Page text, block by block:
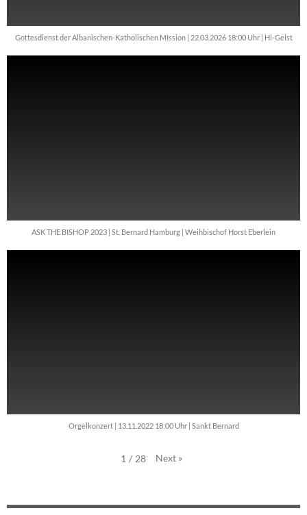
Gottesdienst der Albanischen-Katholischen MIssion | 22.03.2026 18:00 Uhr | Hl-Geist
ASK THE BISHOP 2023 | St. Bernard Hamburg | Weihbischof Horst Eberlein
Orgelkonzert | 13.11.2022 18:00 Uhr | Sankt Bernard
1 / 28 Next »